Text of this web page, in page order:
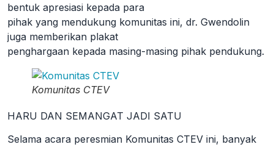
bentuk apresiasi kepada para
pihak yang mendukung komunitas ini, dr. Gwendolin
juga memberikan plakat
penghargaan kepada masing-masing pihak pendukung.
Komunitas CTEV
HARU DAN SEMANGAT JADI SATU
Selama acara peresmian Komunitas CTEV ini, banyak